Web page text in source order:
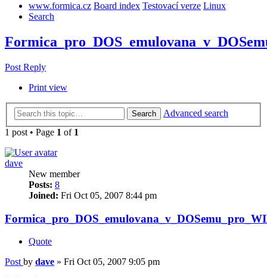
www.formica.cz Board index Testovací verze Linux
Search
Post Reply
Print view
Search
Advanced search
1 post • Page 1 of 1
dave
New member
Posts: 8
Joined: Fri Oct 05, 2007 8:44 pm
Quote
Post by dave » Fri Oct 05, 2007 9:05 pm